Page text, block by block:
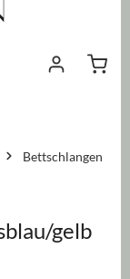
Bettschlangen
gelb